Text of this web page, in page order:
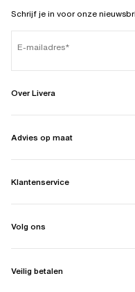
Schrijf je in voor onze
E-mailadres
Over Livera
Advies op maat
Klantenservice
Volg ons
Veilig betalen